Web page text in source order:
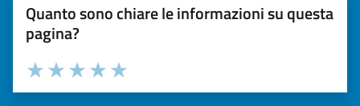
Quanto sono chiare le informazioni su questa
pagina?
Valuta la chiarezza delle informazioni (da 1 a 5 stelle)
Seleziona il numero di stelle per valutare la chiarezza delle
Valuta 5 stelle su 5
Valuta 4 stelle su 5
Valuta 3 stelle su 5
Valuta 2 stelle su 5
Valuta 1 stelle su 5